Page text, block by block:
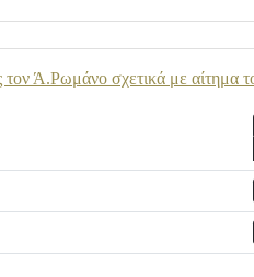
Ά.Ρωμάνο σχετικά με αίτημα